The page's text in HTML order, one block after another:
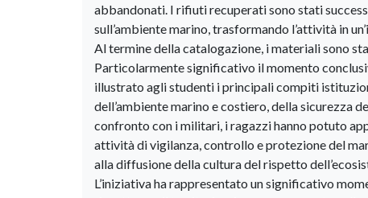
abbandonati. I rifiuti recuperati sono stati
sull’ambiente marino, trasformando l’attività in
Al termine della catalogazione, i materiali sono
Particolarmente significativo il momento
illustrato agli studenti i principali compiti
dell’ambiente marino e costiero, della sicurezza
confronto con i militari, i ragazzi hanno potuto
attività di vigilanza, controllo e protezione del
alla diffusione della cultura del rispetto
L’iniziativa ha rappresentato un significativo